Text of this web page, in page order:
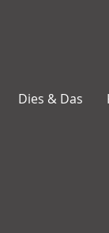
Dies & Das